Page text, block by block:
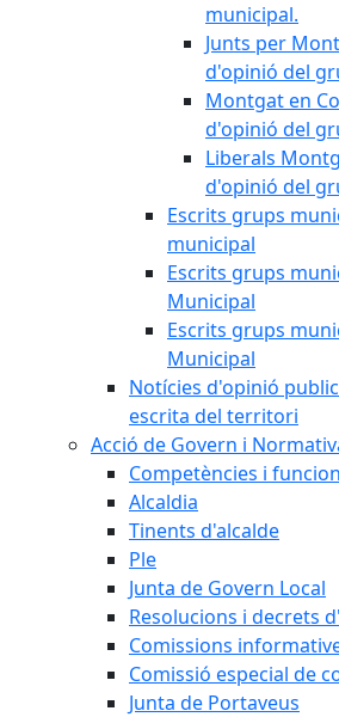
municipal.
Junts per
d'opinió del
Montgat en
d'opinió del
Liberals
d'opinió del
Escrits grups
municipal
Escrits grups
Municipal
Escrits grups
Municipal
Notícies d'opinió
escrita del territori
Acció de Govern i
Competències i
Alcaldia
Tinents d'alcalde
Ple
Junta de Govern Local
Resolucions i decrets
Comissions
Comissió especial de
Junta de Portaveus